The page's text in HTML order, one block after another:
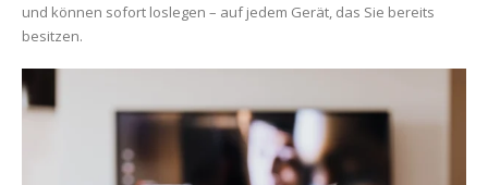
und können sofort loslegen – auf jedem Gerät, das Sie bereits
besitzen.